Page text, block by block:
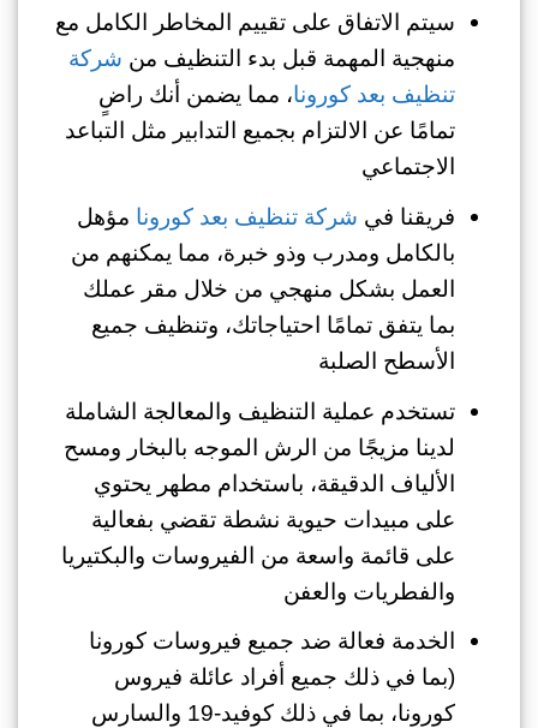
سيتم الاتفاق على تقييم المخاطر الكامل مع
منهجية المهمة قبل بدء التنظيف من شركة
تنظيف بعد كورونا، مما يضمن أنك راضٍ
تمامًا عن الالتزام بجميع التدابير مثل التباعد
الاجتماعي
فريقنا في شركة تنظيف بعد كورونا مؤهل
بالكامل ومدرب وذو خبرة، مما يمكنهم من
العمل بشكل منهجي من خلال مقر عملك
بما يتفق تمامًا احتياجاتك، وتنظيف جميع
الأسطح الصلبة
تستخدم عملية التنظيف والمعالجة الشاملة
لدينا مزيجًا من الرش الموجه بالبخار ومسح
الألياف الدقيقة، باستخدام مطهر يحتوي
على مبيدات حيوية نشطة تقضي بفعالية
على قائمة واسعة من الفيروسات والبكتيريا
والفطريات والعفن
الخدمة فعالة ضد جميع فيروسات كورونا
(بما في ذلك جميع أفراد عائلة فيروس
كورونا، بما في ذلك كوفيد-19 والسارس